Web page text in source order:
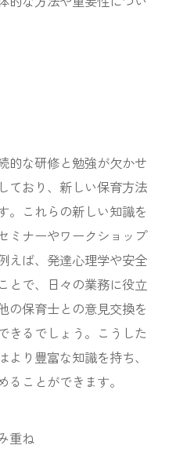
的な研修と勉強が欠かせ
ており、新しい保育方法
。これらの新しい知識を
ミナーやワークショップ
えば、発達心理学や安全
とで、日々の業務に役立
の保育士との意見交換を
きるでしょう。こうした
り豊富な知識を持ち、
ことができます。
重ね